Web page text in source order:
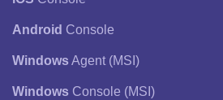
Android Console
WindowsAgent (MSI)
Windows Console (MSI)